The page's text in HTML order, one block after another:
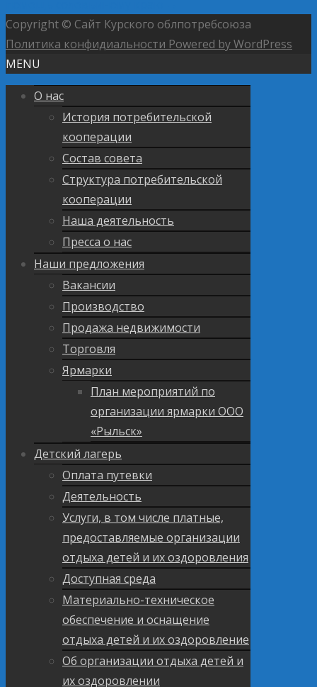
Copyright © Сайт Курского облпотребсоюза
Политика конфидиальности Powered by WordPress
MENU
О нас
История потребительской
кооперации
Состав совета
Структура потребительской
кооперации
Наша деятельность
Пресса о нас
Наши предложения
Вакансии
Производство
Продажа недвижимости
Торговля
Ярмарки
План мероприятий по
организации ярмарки ООО
«Рыльск»
Детский лагерь
Оплата путевки
Деятельность
Услуги, в том числе платные,
предоставляемые организации
отдыха детей и их оздоровления
Доступная среда
Материально-техническое
обеспечение и оснащение
отдыха детей и их оздоровление
Об организации отдыха детей и
их оздоровлении